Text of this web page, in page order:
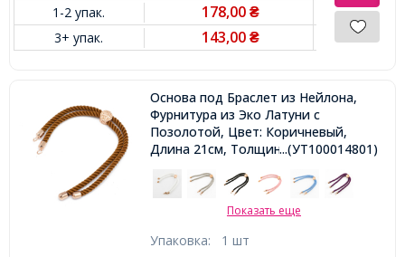
1-2 упак.
178,00 ₴
3+ упак. 143,00 ₴
Основа под Браслет из Нейлона,
Фурнитура из Эко Латуни с
Позолотой, Цвет: Коричневый,
Длина 21см, Толщина 3мм, Отв
...(УТ100014801)
Показать еще
Упаковка: 1 шт